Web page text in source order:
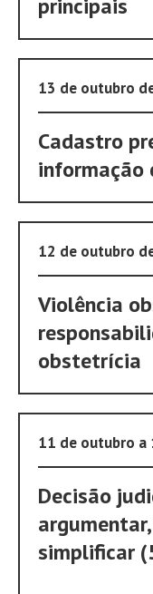
principais
13 de outubro
Cadastro
informação
12 de outubro
Violência
obstetrícia
11 de outubro a
Decisão
simplificar